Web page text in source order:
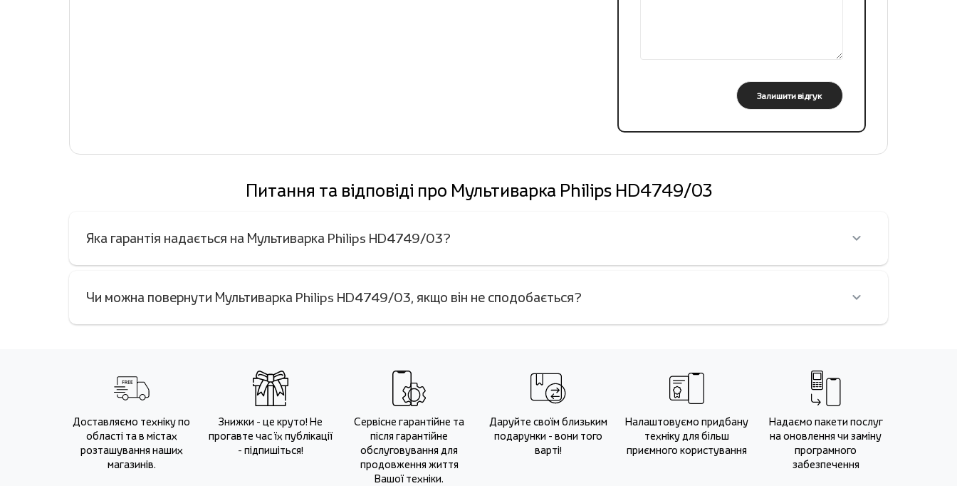
Залишити відгук
Питання та відповіді про Мультиварка Philips HD4749/03
Яка гарантія надається на Мультиварка Philips HD4749/03?
Чи можна повернути Мультиварка Philips HD4749/03, якщо він не сподобається?
Доставляємо техніку по
області та в містах
розташування наших
магазинів.
Знижки - це круто! Не
прогавте час їх публікації
- підпишіться!
Сервісне гарантійне та
після гарантійне
обслуговування для
продовження життя
Вашої техніки.
Даруйте своїм близьким
подарунки - вони того
варті!
Налаштовуємо придбану
техніку для більш
приємного користування
Надаємо пакети послуг
на оновлення чи заміну
програмного
забезпечення